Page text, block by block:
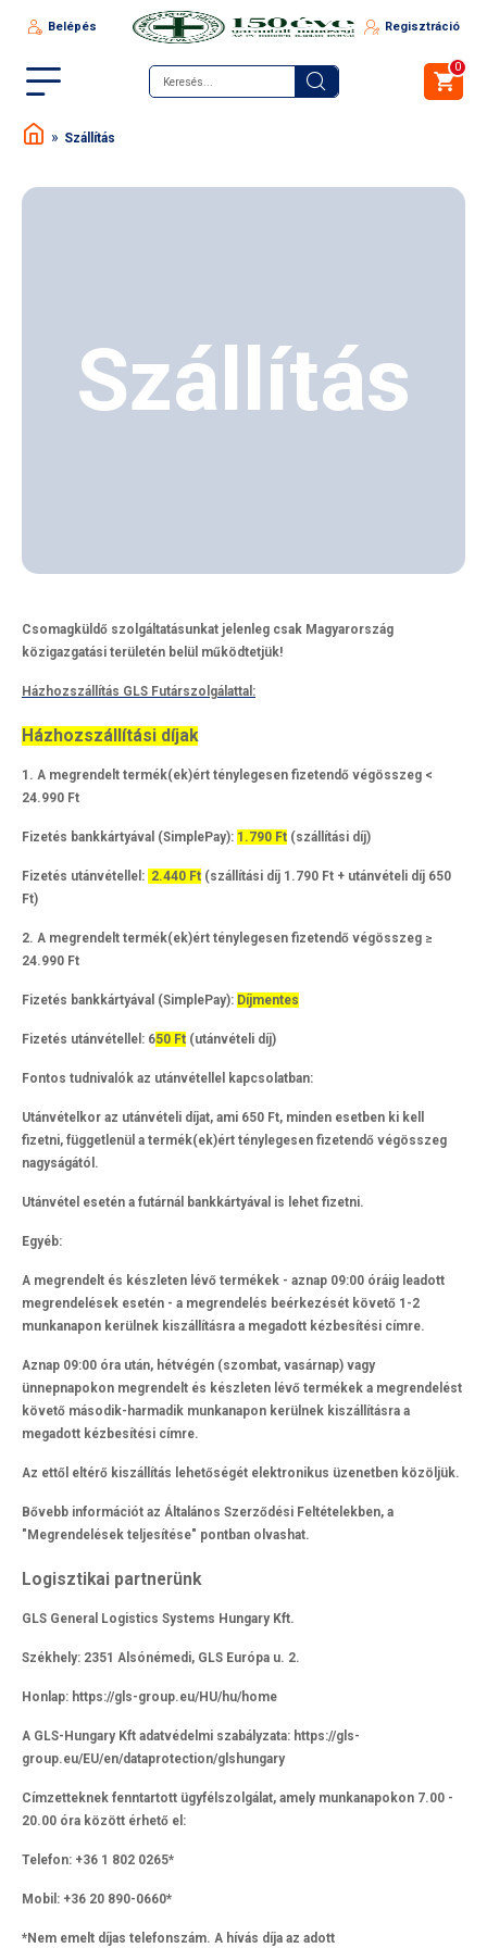
Belépés Regisztráció
0
Szállítás
Szállítás
Csomagküldő szolgáltatásunkat jelenleg csak Magyarország
közigazgatási területén belül működtetjük!
Házhozszállítás GLS Futárszolgálattal:
Házhozszállítási díjak
1. A megrendelt termék(ek)ért ténylegesen fizetendő végösszeg <
24.990 Ft
Fizetés bankkártyával (SimplePay): 1.790 Ft (szállítási díj)
Fizetés utánvétellel: 2.440 Ft (szállítási díj 1.790 Ft + utánvételi díj 650
Ft)
2. A megrendelt termék(ek)ért ténylegesen fizetendő végösszeg ≥
24.990 Ft
Fizetés bankkártyával (SimplePay): Díjmentes
Fizetés utánvétellel: 650 Ft (utánvételi díj)
Fontos tudnivalók az utánvétellel kapcsolatban:
Utánvételkor az utánvételi díjat, ami 650 Ft, minden esetben ki kell
fizetni, függetlenül a termék(ek)ért ténylegesen fizetendő végösszeg
nagyságától.
Utánvétel esetén a futárnál bankkártyával is lehet fizetni.
Egyéb:
A megrendelt és készleten lévő termékek - aznap 09:00 óráig leadott
megrendelések esetén - a megrendelés beérkezését követő 1-2
munkanapon kerülnek kiszállításra a megadott kézbesítési címre.
Aznap 09:00 óra után, hétvégén (szombat, vasárnap) vagy
ünnepnapokon megrendelt és készleten lévő termékek a megrendelést
követő második-harmadik munkanapon kerülnek kiszállításra a
megadott kézbesítési címre.
Az ettől eltérő kiszállítás lehetőségét elektronikus üzenetben közöljük.
Bővebb információt az Általános Szerződési Feltételekben, a
"Megrendelések teljesítése" pontban olvashat.
Logisztikai partnerünk
GLS General Logistics Systems Hungary Kft.
Székhely: 2351 Alsónémedi, GLS Európa u. 2.
Honlap: https://gls-group.eu/HU/hu/home
A GLS-Hungary Kft adatvédelmi szabályzata: https://gls-
group.eu/EU/en/dataprotection/glshungary
Címzetteknek fenntartott ügyfélszolgálat, amely munkanapokon 7.00 -
20.00 óra között érhető el:
Telefon: +36 1 802 0265*
Mobil: +36 20 890-0660*
*Nem emelt díjas telefonszám. A hívás díja az adott